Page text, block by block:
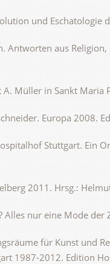
und Eschatologie
Antworten aus
A. Müller in Sankt
Europa 2008.
Stuttgart. Ein
2011. Hrsg.:
Alles nur eine Mode der
für Kunst und
1987-2012. Edition